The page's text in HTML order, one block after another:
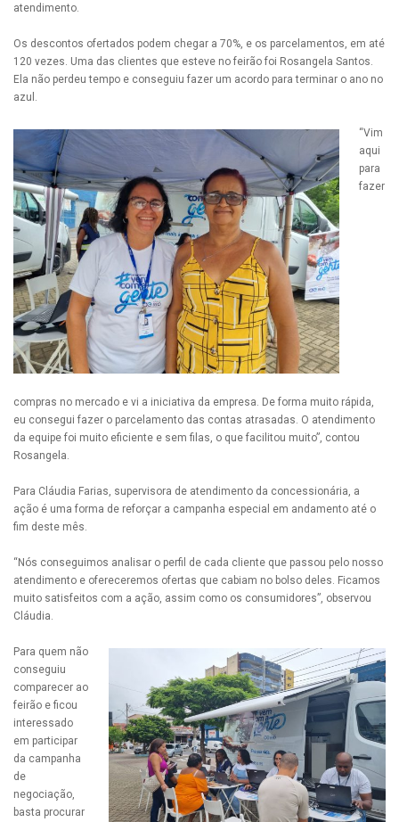
atendimento.
Os descontos ofertados podem chegar a 70%, e os parcelamentos, em até
120 vezes. Uma das clientes que esteve no feirão foi Rosangela Santos.
Ela não perdeu tempo e conseguiu fazer um acordo para terminar o ano no
azul.
“Vim
aqui
para
fazer
compras no mercado e vi a iniciativa da empresa. De forma muito rápida,
eu consegui fazer o parcelamento das contas atrasadas. O atendimento
da equipe foi muito eficiente e sem filas, o que facilitou muito”, contou
Rosangela.
Para Cláudia Farias, supervisora de atendimento da concessionária, a
ação é uma forma de reforçar a campanha especial em andamento até o
fim deste mês.
“Nós conseguimos analisar o perfil de cada cliente que passou pelo nosso
atendimento e ofereceremos ofertas que cabiam no bolso deles. Ficamos
muito satisfeitos com a ação, assim como os consumidores”, observou
Cláudia.
Para quem não
conseguiu
comparecer ao
feirão e ficou
interessado
em participar
da campanha
de
negociação,
basta procurar